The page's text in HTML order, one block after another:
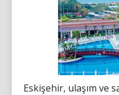
Eskişehir, ulaşım ve